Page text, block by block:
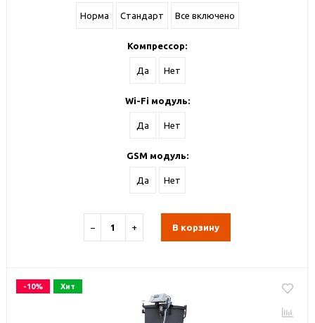
Норма Стандарт Все включено
Компрессор:
Да Нет
Wi-Fi модуль:
Да Нет
GSM модуль:
Да Нет
− + В корзину
-10% Хит